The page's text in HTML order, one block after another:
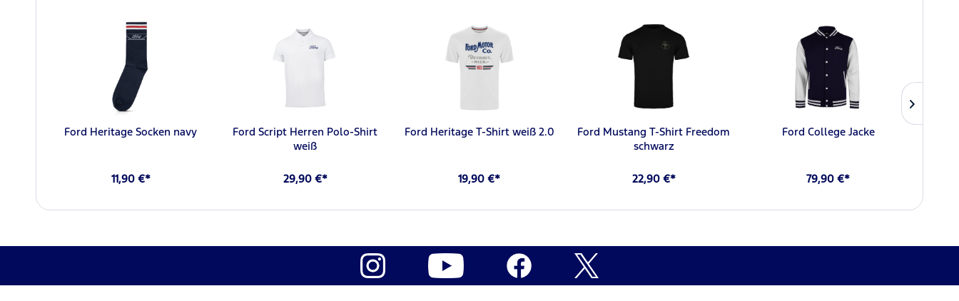
Ford Heritage Socken navy
11,90 €*
Ford Script Herren Polo-Shirt
weiß
29,90 €*
Ford Heritage T-Shirt weiß 2.0
19,90 €*
Ford Mustang T-Shirt Freedom
schwarz
22,90 €*
Ford College Jacke
79,90 €*